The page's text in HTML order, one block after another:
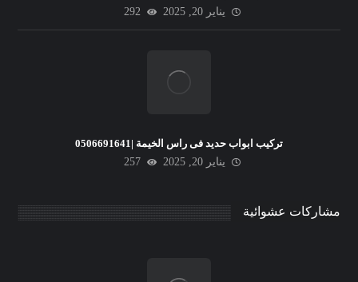
يناير 20, 2025
292
تركيب ابواب حديد فى راس الخيمة |0506691641
يناير 20, 2025
257
مشاركات عشوائية